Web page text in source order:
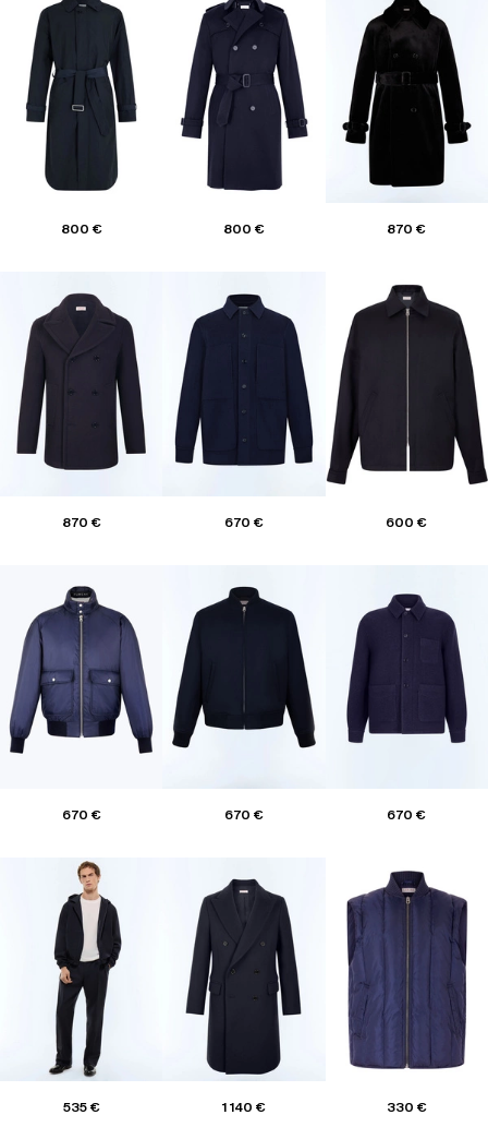
800 € 800 € 870 €
870 € 670 € 600 €
670 € 670 € 670 €
535 € 1 140 € 330 €